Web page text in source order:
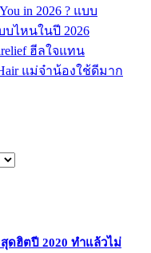
in 2026 ? แบบ
ไหนในปี 2026
ฮีลใจแทน
Hair แม่จ๋าน้องใช้ดีมาก
ดฮิตปี 2020 ทำแล้วไม่